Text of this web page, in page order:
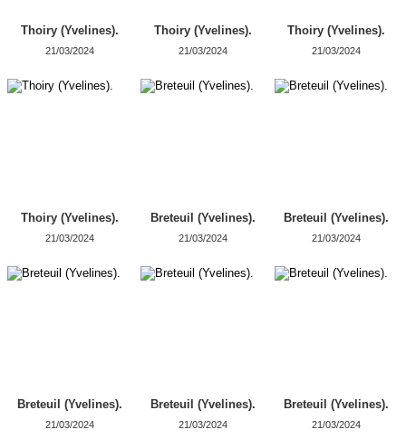
Thoiry (Yvelines).
21/03/2024
Thoiry (Yvelines).
21/03/2024
Thoiry (Yvelines).
21/03/2024
Thoiry (Yvelines).
21/03/2024
Breteuil (Yvelines).
21/03/2024
Breteuil (Yvelines).
21/03/2024
Breteuil (Yvelines).
21/03/2024
Breteuil (Yvelines).
21/03/2024
Breteuil (Yvelines).
21/03/2024